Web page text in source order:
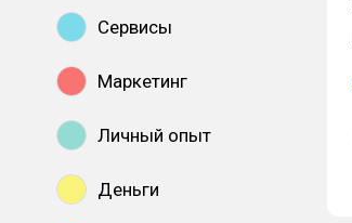
Сервисы
Маркетинг
Личный опыт
Деньги